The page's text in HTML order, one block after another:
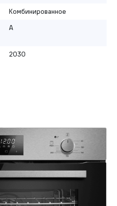
Комбинированное
A
2030